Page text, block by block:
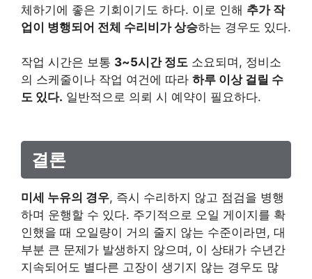
체하기에 좋은 기회이기도 하다. 이로 인해 추가 작
업이 병행되어 전체 수리비가 상승하는 경우도 있다.
작업 시간은 보통 3~5시간 정도 소요되며, 정비소
의 스케줄이나 작업 여건에 따라 하루 이상 걸릴 수
도 있다. 일반적으로 의뢰 시 예약이 필요하다.
결론
미세 누유의 경우, 즉시 수리하지 않고 점검을 병행
하며 운행할 수 있다. 주기적으로 오일 게이지를 확
인했을 때 오일량이 거의 줄지 않는 수준이라면, 대
부분 큰 문제가 발생하지 않으며, 이 상태가 수년간
지속되어도 별다른 고장이 생기지 않는 경우도 많